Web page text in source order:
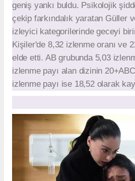
geniş yankı buldu. Psikolojik
çekip farkındalık yaratan Güller
izleyici kategorilerinde geceyi
Kişiler'de 8,32 izlenme oranı ve
elde etti. AB grubunda 5,03
izlenme payı alan dizinin
izlenme payı ise 18,52 olarak